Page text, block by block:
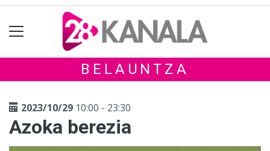
BELAUNTZA
2023/10/29 10:00 - 23:30
Azoka berezia